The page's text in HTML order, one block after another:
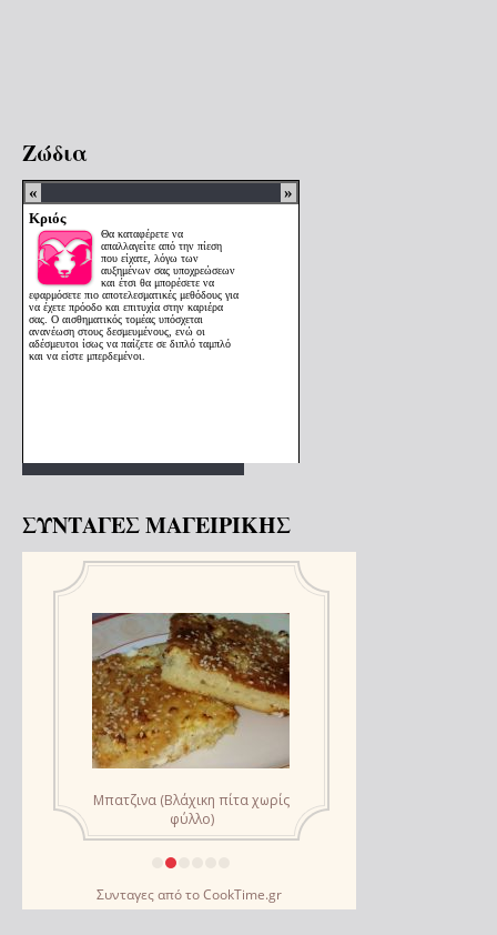
Ζώδια
ΣΥΝΤΑΓΕΣ ΜΑΓΕΙΡΙΚΗΣ
Συνταγεςαπό τοCookTime.gr